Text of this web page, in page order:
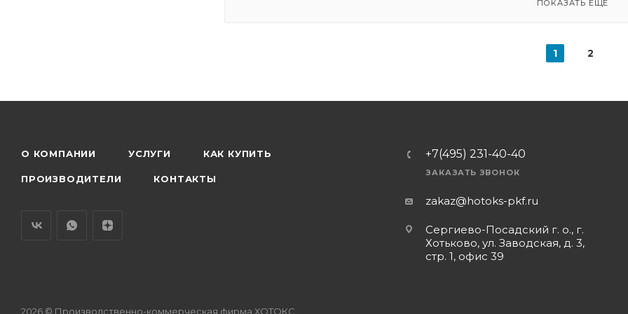
ПОКАЗАТЬ ЕЩЕ
1 2
О КОМПАНИИ УСЛУГИ КАК КУПИТЬ
ПРОИЗВОДИТЕЛИ КОНТАКТЫ
+7(495) 231-40-40
ЗАКАЗАТЬ ЗВОНОК
zakaz@hotoks-pkf.ru
Сергиево-Посадский г. о., г.
Хотьково, ул. Заводская, д. 3,
стр. 1, офис 39
2026 © Производственно-коммерческая фирма ХОТОКС